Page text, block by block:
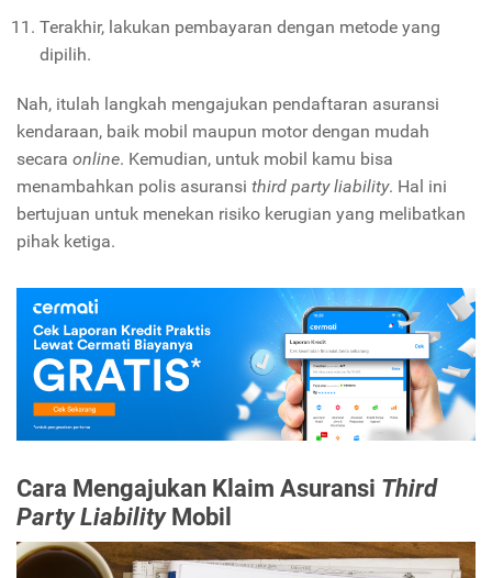
Terakhir, lakukan pembayaran dengan metode yang
dipilih.
Nah, itulah langkah mengajukan pendaftaran asuransi
kendaraan, baik mobil maupun motor dengan mudah
secara online. Kemudian, untuk mobil kamu bisa
menambahkan polis asuransi third party liability. Hal ini
bertujuan untuk menekan risiko kerugian yang melibatkan
pihak ketiga.
Cara Mengajukan Klaim Asuransi Third
Party LiabilityMobil